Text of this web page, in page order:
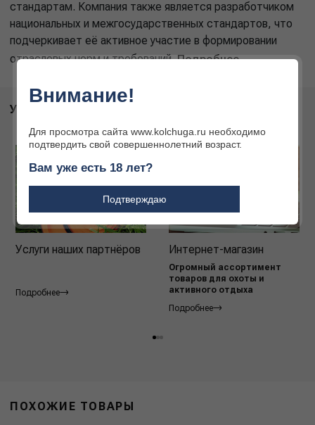
стандартам. Компания также является разработчиком
национальных и межгосударственных стандартов, что
подчеркивает её активное участие в формировании
отраслевых норм и требований.Подробнее
УСЛУГИ
Услуги наших партнёров
Подробнее
Интернет-магазин
Огромный ассортимент
товаров для охоты и
активного отдыха
Подробнее
ПОХОЖИЕ ТОВАРЫ
Внимание!
Для просмотра сайта www.kolchuga.ru необходимо
подтвердить свой совершеннолетний возраст.
Вам уже есть 18 лет?
Подтверждаю